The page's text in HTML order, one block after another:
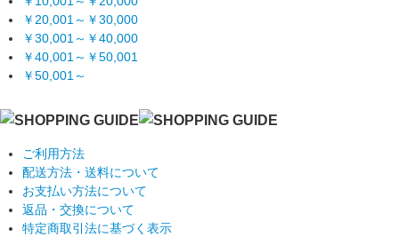
￥20,001～￥30,000
￥30,001～￥40,000
￥40,001～￥50,001
￥50,001～
ご利用方法
配送方法・送料について
お支払い方法について
返品・交換について
特定商取引法に基づく表示